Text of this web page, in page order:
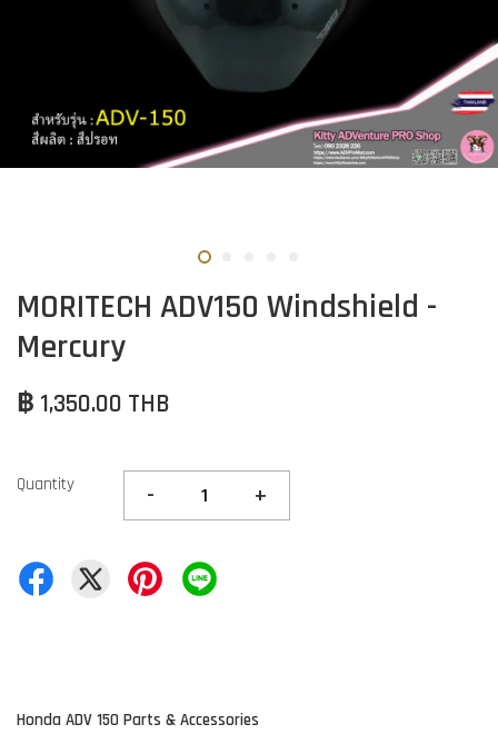
MORITECH ADV150 Windshield -
Mercury
฿ 1,350.00 THB
Quantity - +
Honda ADV 150 Parts & Accessories